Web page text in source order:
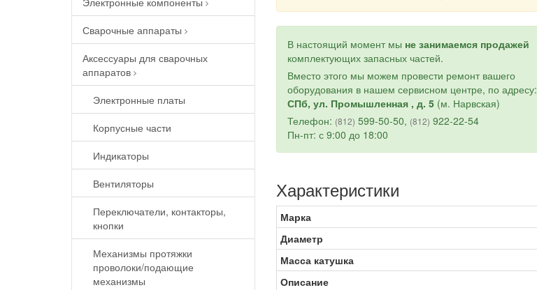
Сварочные аппараты
Аксессуары для сварочных
аппаратов
Электронные платы
Корпусные части
Индикаторы
Вентиляторы
Переключатели, контакторы,
кнопки
Механизмы протяжки
проволоки/подающие
механизмы
В настоящий момент мы не занимаемся продажей
комплектующих запасных частей.
Вместо этого мы можем провести ремонт вашего
оборудования в нашем сервисном центре, по адресу:
СПб, ул. Промышленная , д. 5(м. Нарвская)
Телефон: (812) 599-50-50, (812) 922-22-54
Пн-пт: с 9:00 до 18:00
Характеристики
Марка
Диаметр
Масса катушка
Описание